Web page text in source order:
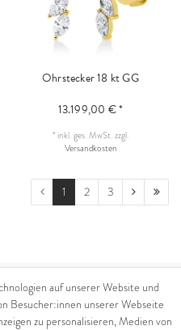
Ohrstecker 18 kt GG
13.199,00 € *
* inkl. ges. MwSt.zzgl.
Versandkosten
1 2 3
Rechtliches
auf unserer Website und
Besucher:innen unserer Webseite
zu personalisieren, Medien von